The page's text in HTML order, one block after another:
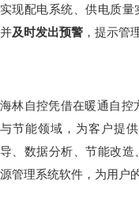
实现配电系统、供电质量
并及时发出预警 ，提示管
海林自控凭借在暖通自控
与节能领域，为客户提
导、数据分析、节能改
源管理系统软件，为用户